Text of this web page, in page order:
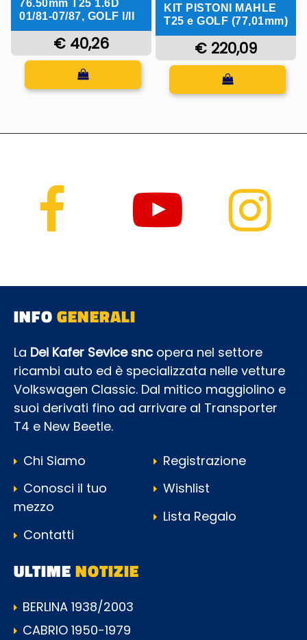
76.50mm T25 1.6D
01/81-07/87, GOLF I/II
€ 40,26
Quantità
KIT PISTONI MAHLE
T25 e GOLF (77,01mm)
€ 220,09
Quantità
INFOGENERALI
La Dei Kafer Sevice snc opera nel settore
ricambi auto ed è specializzata nelle vetture
Volkswagen Classic. Dal mitico maggiolino e
suoi derivati fino ad arrivare al Transporter
T4 e New Beetle.
Chi Siamo
Conosci il tuo
mezzo
Contatti
Registrazione
Wishlist
Lista Regalo
ULTIMENOTIZIE
BERLINA 1938/2003
CABRIO 1950-1979